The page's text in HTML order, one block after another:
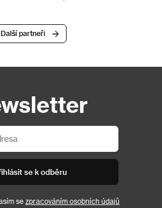
Další partneři
se k odběru
se zpracováním osobních údajů